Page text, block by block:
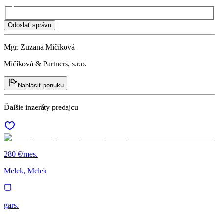
Odoslať správu
Mgr. Zuzana Mičíková
Mičíková & Partners, s.r.o.
Nahlásiť ponuku
Ďalšie inzeráty predajcu
280 €/mes.
Melek, Melek
gars.